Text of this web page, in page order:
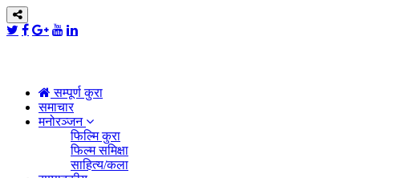
सम्पूर्ण कुरा
समाचार
मनोरञ्जन
फिल्मि कुरा
फिल्म समिक्षा
साहित्य/कला